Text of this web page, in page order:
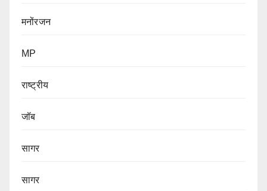
मनोंरजन
MP
राष्ट्रीय
जॉब
सागर
सागर